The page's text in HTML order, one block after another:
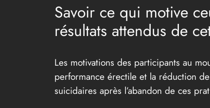
Savoir ce qui motive
résultats attendus de
Les motivations des participants au
performance érectile et la réduction
suicidaires après l’abandon de ces